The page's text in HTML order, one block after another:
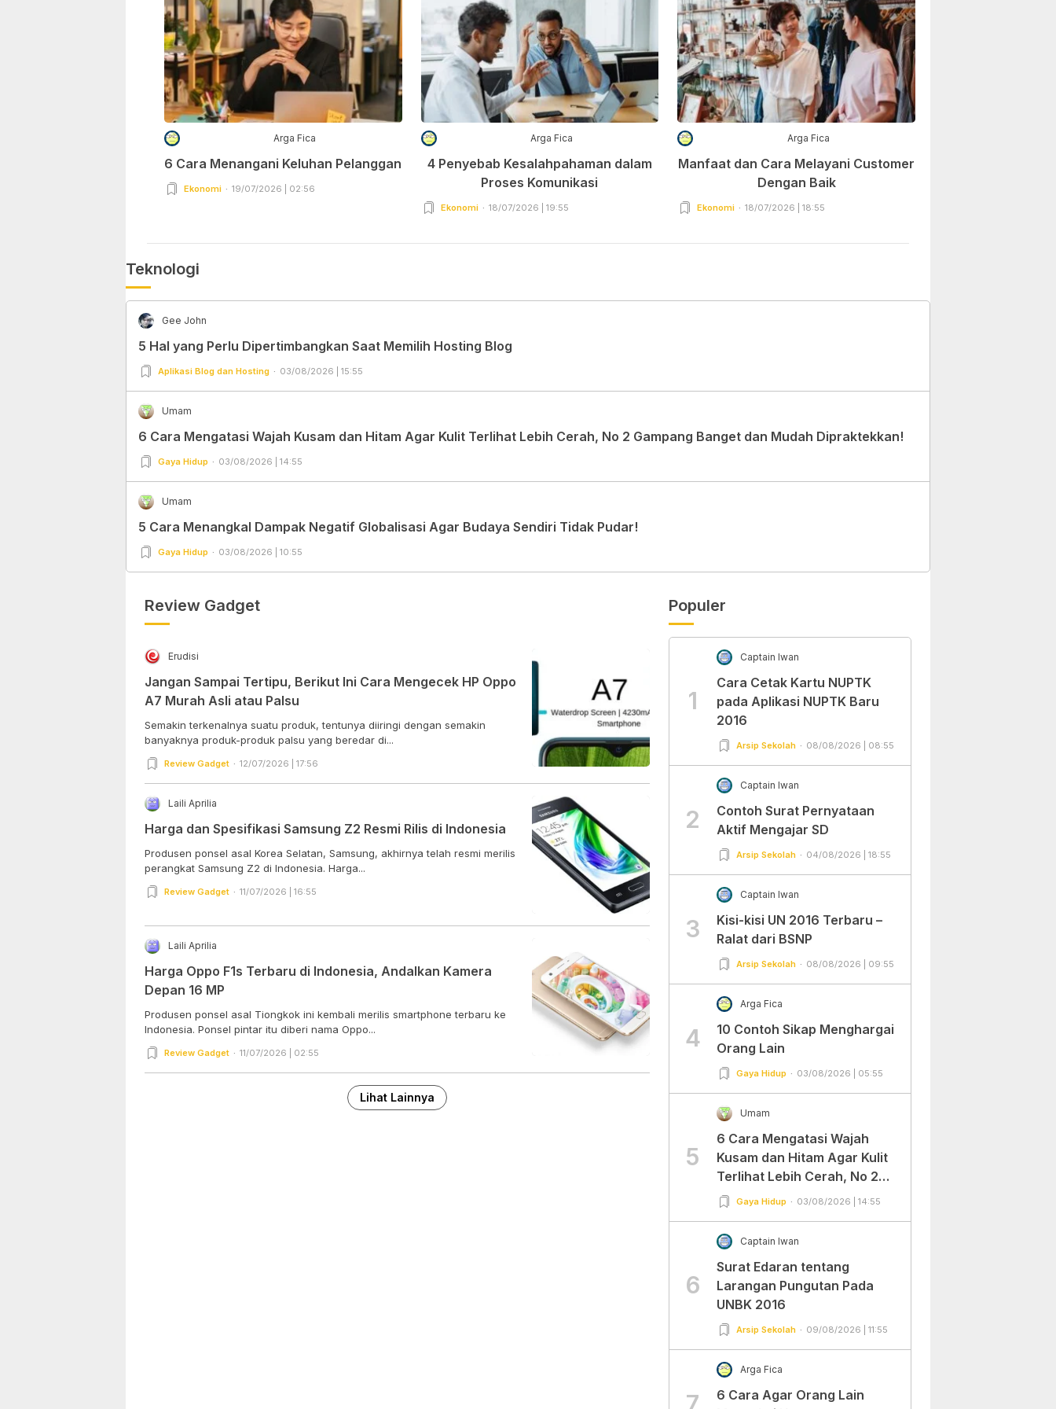
Arga Fica
6 Cara Menangani Keluhan Pelanggan
Ekonomi 19/07/2026 | 02:56
Arga Fica
4 Penyebab Kesalahpahaman dalam
Proses Komunikasi
Ekonomi 18/07/2026 | 19:55
Arga Fica
Manfaat dan Cara Melayani Customer
Dengan Baik
Ekonomi 18/07/2026 | 18:55
Teknologi
Gee John
5 Hal yang Perlu Dipertimbangkan Saat Memilih Hosting Blog
Aplikasi Blog dan Hosting 03/08/2026 | 15:55
Umam
6 Cara Mengatasi Wajah Kusam dan Hitam Agar Kulit Terlihat Lebih Cerah, No 2 Gampang Banget dan Mudah Dipraktekkan!
Gaya Hidup 03/08/2026 | 14:55
Umam
5 Cara Menangkal Dampak Negatif Globalisasi Agar Budaya Sendiri Tidak Pudar!
Gaya Hidup 03/08/2026 | 10:55
Review Gadget
Erudisi
Jangan Sampai Tertipu, Berikut Ini Cara Mengecek HP Oppo
A7 Murah Asli atau Palsu
Semakin terkenalnya suatu produk, tentunya diiringi dengan semakin
banyaknya produk-produk palsu yang beredar di...
Review Gadget 12/07/2026 | 17:56
Laili Aprilia
Harga dan Spesifikasi Samsung Z2 Resmi Rilis di Indonesia
Produsen ponsel asal Korea Selatan, Samsung, akhirnya telah resmi merilis
perangkat Samsung Z2 di Indonesia. Harga...
Review Gadget 11/07/2026 | 16:55
Laili Aprilia
Harga Oppo F1s Terbaru di Indonesia, Andalkan Kamera
Depan 16 MP
Produsen ponsel asal Tiongkok ini kembali merilis smartphone terbaru ke
Indonesia. Ponsel pintar itu diberi nama Oppo...
Review Gadget 11/07/2026 | 02:55
Lihat Lainnya
Populer
1
Captain Iwan
Cara Cetak Kartu NUPTK
pada Aplikasi NUPTK Baru
2016
Arsip Sekolah 08/08/2026 | 08:55
2
Captain Iwan
Contoh Surat Pernyataan
Aktif Mengajar SD
Arsip Sekolah 04/08/2026 | 18:55
3
Captain Iwan
Kisi-kisi UN 2016 Terbaru –
Ralat dari BSNP
Arsip Sekolah 08/08/2026 | 09:55
4
Arga Fica
10 Contoh Sikap Menghargai
Orang Lain
Gaya Hidup 03/08/2026 | 05:55
5
Umam
6 Cara Mengatasi Wajah
Kusam dan Hitam Agar Kulit
Terlihat Lebih Cerah, No 2
Gampang Banget dan Mudah
Gaya Hidup 03/08/2026 | 14:55
6
Captain Iwan
Surat Edaran tentang
Larangan Pungutan Pada
UNBK 2016
Arsip Sekolah 09/08/2026 | 11:55
Arga Fica
6 Cara Agar Orang Lain